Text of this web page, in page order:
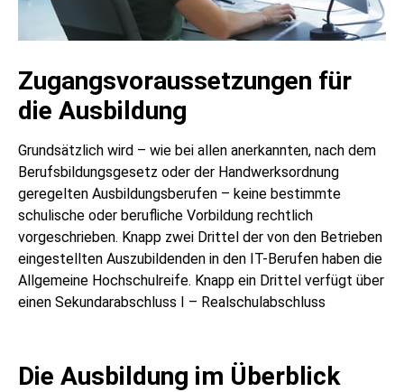
Zugangsvoraussetzungen für
die Ausbildung
Grundsätzlich wird – wie bei allen anerkannten, nach dem
Berufsbildungsgesetz oder der Handwerksordnung
geregelten Ausbildungsberufen – keine bestimmte
schulische oder berufliche Vorbildung rechtlich
vorgeschrieben. Knapp zwei Drittel der von den Betrieben
eingestellten Auszubildenden in den IT-Berufen haben die
Allgemeine Hochschulreife. Knapp ein Drittel verfügt über
einen Sekundarabschluss I – Realschulabschluss
Die Ausbildung im Überblick